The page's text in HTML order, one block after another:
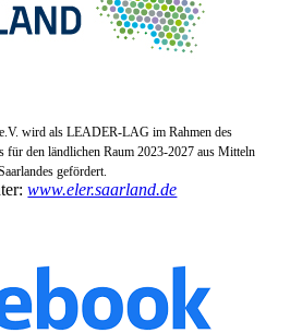
wird als LEADER-LAG im Rahmen des
für den ländlichen Raum 2023-2027 aus Mitteln
gefördert.
www.eler.saarland.de